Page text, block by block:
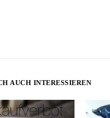
AUCH INTERESSIEREN